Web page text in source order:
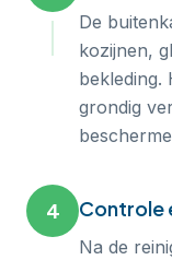
De
kozijnen,
bekleding.
grondig
4 Controle
Na de